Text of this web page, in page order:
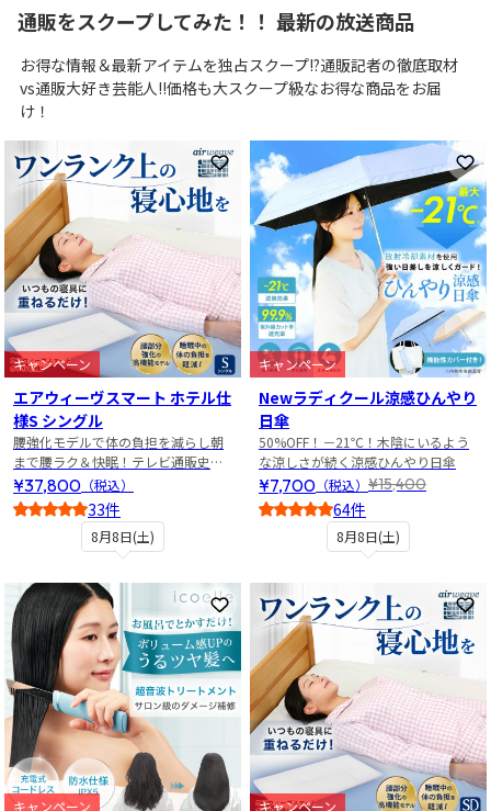
通販をスクープしてみた！！ 最新の放送商品
お得な情報＆最新アイテムを独占スクープ!?通販記者の徹底取材
vs通販大好き芸能人!!価格も大スクープ級なお得な商品をお届
け！
8月8日(土)
お気に入りに登録
キャンペーン
エアウィーヴスマート ホテル仕
様S シングル
腰強化モデルで体の負担を減らし朝
まで腰ラク＆快眠！テレビ通販史上
最安値！
¥37,800 （税込）
33件
8月8日(土)
お
キャンペーン
Newラディクール涼感ひんやり
日傘
50%OFF！－21℃！木陰にいるよう
な涼しさが続く涼感ひんやり日傘
¥7,700 （税込） ¥15,400
64件
お気に入りに登録
キャンペーン
お
キャンペーン